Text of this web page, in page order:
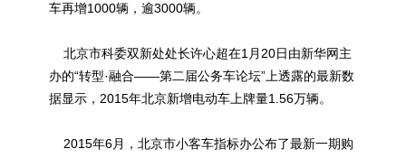
车再增1000辆，逾3000辆。
北京市科委双新处处长许心超在1月20日由新华网主
办的“转型·融合——第二届公务车论坛”上透露的最新数
据显示，2015年北京新增电动车上牌量1.56万辆。
2015年6月，北京市小客车指标办公布了最新一期购